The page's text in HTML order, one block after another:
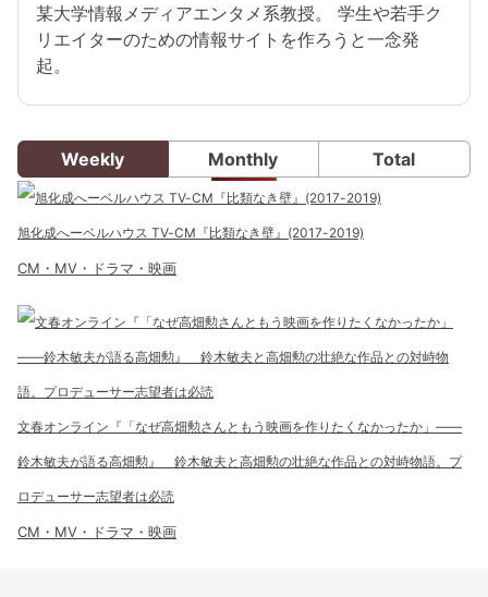
某大学情報メディアエンタメ系教授。 学生や若手ク
リエイターのための情報サイトを作ろうと一念発
起。
Weekly Monthly Total
旭化成へーベルハウス TV-CM『比類なき壁』(2017-2019)
CM・MV・ドラマ・映画
文春オンライン『「なぜ高畑勲さんともう映画を作りたくなかったか」――
鈴木敏夫が語る高畑勲』 鈴木敏夫と高畑勲の壮絶な作品との対峙物語。プ
ロデューサー志望者は必読
CM・MV・ドラマ・映画